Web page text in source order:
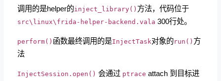
调用的是helper的inject_library() 方法，代码位于
src\linux\frida-helper-backend.vala 300行处。
perform() 函数最终调用的是InjectTask对象的run() 方
法
InjectSession.open() 会通过 ptrace attach 到目标进